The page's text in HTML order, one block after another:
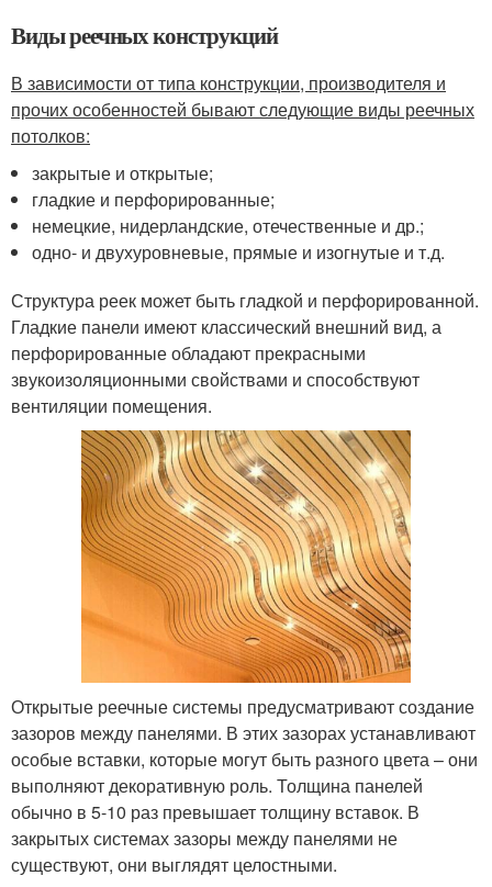
Виды реечных конструкций
В зависимости от типа конструкции, производителя и
прочих особенностей бывают следующие виды реечных
потолков:
закрытые и открытые;
гладкие и перфорированные;
немецкие, нидерландские, отечественные и др.;
одно- и двухуровневые, прямые и изогнутые и т.д.
Структура реек может быть гладкой и перфорированной.
Гладкие панели имеют классический внешний вид, а
перфорированные обладают прекрасными
звукоизоляционными свойствами и способствуют
вентиляции помещения.
Открытые реечные системы предусматривают создание
зазоров между панелями. В этих зазорах устанавливают
особые вставки, которые могут быть разного цвета – они
выполняют декоративную роль. Толщина панелей
обычно в 5-10 раз превышает толщину вставок. В
закрытых системах зазоры между панелями не
существуют, они выглядят целостными.